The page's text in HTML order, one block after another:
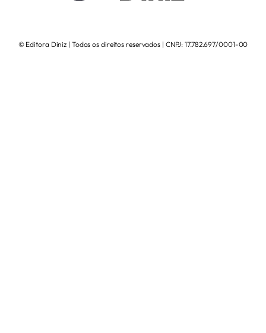
© Editora Diniz | Todos os direitos reservados | CNPJ: 17.782.697/0001-00